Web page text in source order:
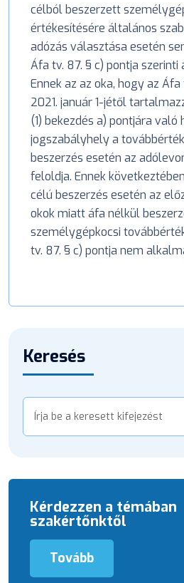
célból beszerzett
értékesítésére általános
adózás választása esetén
Áfa tv. 87. § c) pontja szerinti
Ennek az az oka, hogy az
2021. január 1-jétől
(1) bekezdés a) pontjára
jogszabályhely a
beszerzés esetén az
feloldja. Ennek
célú beszerzés esetén az
okok miatt áfa nélkül
személygépkocsi
tv. 87. § c) pontja nem
Keresés
Kérdezzen a témában
szakértőnktől
Tovább